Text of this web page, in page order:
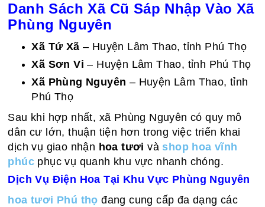
Danh Sách Xã Cũ Sáp Nhập Vào Xã
Phùng Nguyên
Xã Tứ Xã – Huyện Lâm Thao, tỉnh Phú Thọ
Xã Sơn Vi – Huyện Lâm Thao, tỉnh Phú Thọ
Xã Phùng Nguyên – Huyện Lâm Thao, tỉnh
Phú Thọ
Sau khi hợp nhất, xã Phùng Nguyên có quy mô
dân cư lớn, thuận tiện hơn trong việc triển khai
dịch vụ giao nhận hoa tươi và shop hoa vĩnh
phúc phục vụ quanh khu vực nhanh chóng.
Dịch Vụ Điện Hoa Tại Khu Vực Phùng Nguyên
hoa tươi Phú thọ đang cung cấp đa dạng các